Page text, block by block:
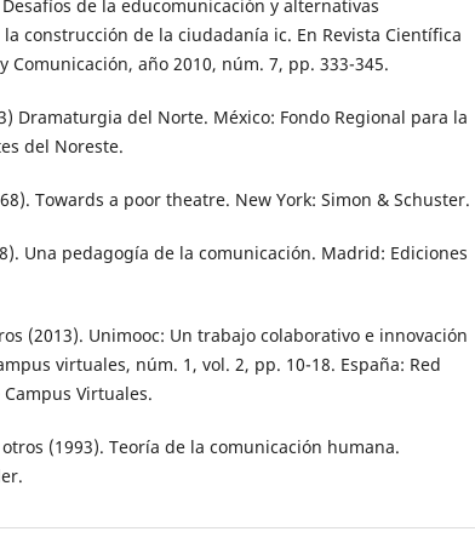
Desafíos de la educomunicación y alternativas
construcción de la ciudadanía ic. En Revista Científica
Comunicación, año 2010, núm. 7, pp. 333-345.
Dramaturgia del Norte. México: Fondo Regional para la
del Noreste.
Towards a poor theatre. New York: Simon & Schuster.
Una pedagogía de la comunicación. Madrid: Ediciones
(2013). Unimooc: Un trabajo colaborativo e innovación
virtuales, núm. 1, vol. 2, pp. 10-18. España: Red
Virtuales.
(1993). Teoría de la comunicación humana.